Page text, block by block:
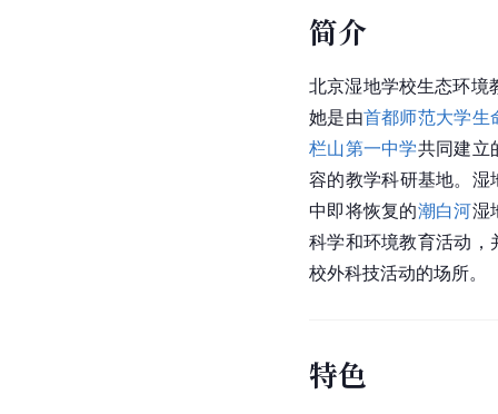
简介
北京湿地学校生态环境
她是由首都师范大学生
栏山第一中学共同建立
容的教学科研基地。
中即将恢复的潮白河湿
科学和环境教育活动，
校外科技活动的场所。
特色